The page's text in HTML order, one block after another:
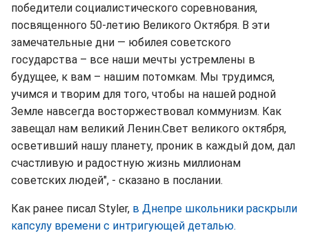
победители социалистического соревнования,
посвященного 50-летию Великого Октября. В эти
замечательные дни — юбилея советского
государства – все наши мечты устремлены в
будущее, к вам – нашим потомкам. Мы трудимся,
учимся и творим для того, чтобы на нашей родной
Земле навсегда восторжествовал коммунизм. Как
завещал нам великий Ленин.Свет великого октября,
осветивший нашу планету, проник в каждый дом, дал
счастливую и радостную жизнь миллионам
советских людей", - сказано в послании.
Как ранее писал Styler, в Днепре школьники раскрыли
капсулу времени с интригующей деталью.